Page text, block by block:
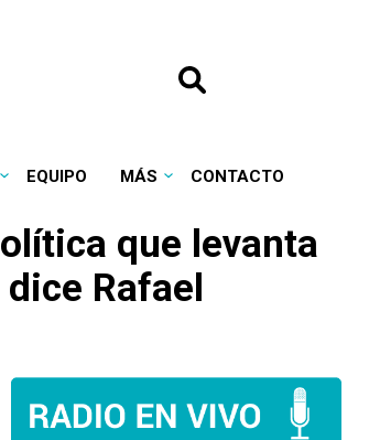
EQUIPO MÁS CONTACTO
que levanta
Rafael